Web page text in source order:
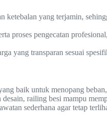
ketebalan yang terjamin,
proses pengecatan
yang transparan sesuai
baik untuk menopang
railing besi mampu
sederhana agar tetap